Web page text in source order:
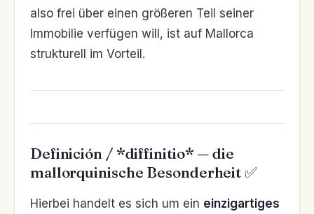
also frei über einen größeren Teil seiner
Immobilie verfügen will, ist auf Mallorca
strukturell im Vorteil.
Definición / *diffinitio* — die
mallorquinische Besonderheit ✅
Hierbei handelt es sich um ein einzigartiges